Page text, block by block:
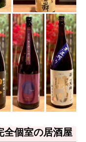
全個室の居酒屋